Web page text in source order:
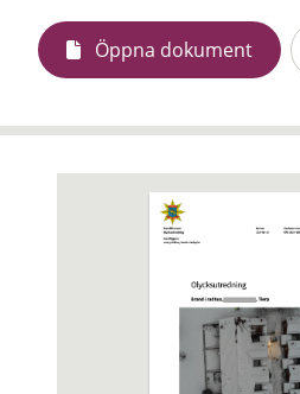
Öppna dokument